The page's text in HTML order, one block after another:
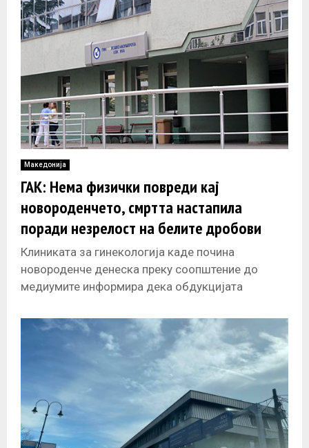
Македонија
ГАК: Нема физички повреди кај
новороденчето, смртта настапила
поради незрелост на белите дробови
Клиниката за гинекологија каде почина
новороденче денеска преку соопштение до
медиумите информира дека обдукцијата
кој од органите и